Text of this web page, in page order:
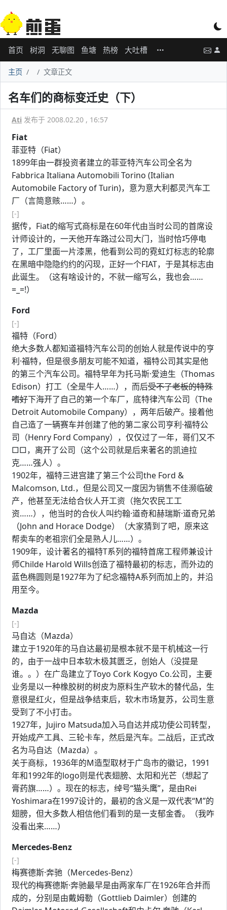
首页 树洞 无聊图 鱼塘 热榜 大吐槽
主页 文章正文
名车们的商标变迁史（下）
Ati 发布于 2008.02.20 , 16:57
Fiat
菲亚特（Fiat）
1899年由一群投资者建立的菲亚特汽车公司全名为
Fabbrica Italiana Automobili Torino (Italian
Automobile Factory of Turin)，意为意大利都灵汽车工
厂（言简意赅……）。
[-]
据传，Fiat的缩写式商标是在60年代由当时公司的首席设
计师设计的，一天他开车路过公司大门，当时恰巧停电
了，工厂里面一片漆黑，他看到公司的霓虹灯标志的轮廓
在黑暗中隐隐约约的闪现，正好一个FIAT，于是其标志由
此诞生。（这有啥设计的，不就一缩写么，我也会……
=_=!）
Ford
[-]
福特（Ford）
绝大多数人都知道福特汽车公司的创始人就是传说中的亨
利·福特，但是很多朋友可能不知道，福特公司其实是他
的第三个汽车公司。福特早年为托马斯·爱迪生（Thomas
Edison）打工（全是牛人……），而后受不了老板的特殊
嗜好下海开了自己的第一个车厂，底特律汽车公司（The
Detroit Automobile Company），两年后破产。接着他
自己造了一辆赛车并创建了他的第二家公司亨利·福特公
司（Henry Ford Company），仅仅过了一年，哥们又不
□□，离开了公司（这个公司就是后来著名的凯迪拉
克……强人）。
1902年，福特三进宫建了第三个公司the Ford &
Malcomson, Ltd.，但是公司又一度因为销售不佳濒临破
产，他甚至无法给合伙人开工资（拖欠农民工工
资……），他当时的合伙人叫约翰·道奇和赫瑞斯·道奇兄弟
（John and Horace Dodge）（大家猜到了吧，原来这
帮卖车的老祖宗们全是熟人儿……）。
1909年，设计著名的福特T系列的福特首席工程师兼设计
师Childe Harold Wills创造了福特最初的标志，而外边的
蓝色椭圆则是1927年为了纪念福特A系列而加上的，并沿
用至今。
Mazda
[-]
马自达（Mazda）
建立于1920年的马自达最初是根本就不是干机械这一行
的，由于一战中日本软木极其匮乏，创始人（没提是
谁。。）在广岛建立了Toyo Cork Kogyo Co.公司，主要
业务是以一种橡胶树的树皮为原料生产软木的替代品，生
意很是红火，但是战争结束后，软木市场复苏，公司生意
受到了不小打击。
1927年，Jujiro Matsuda加入马自达并成功使公司转型，
开始成产工具、三轮卡车，然后是汽车。二战后，正式改
名为马自达（Mazda）。
关于商标，1936年的M造型取材于广岛市的徽记，1991
年和1992年的logo则是代表翅膀、太阳和光芒（想起了
膏药旗……）。现在的标志，绰号“猫头鹰”，是由Rei
Yoshimara在1997设计的，最初的含义是一双代表“M”的
翅膀，但大多数人相信他们看到的是一支郁金香。（我咋
没看出来……）
Mercedes-Benz
[-]
梅赛德斯·奔驰（Mercedes-Benz）
现代的梅赛德斯·奔驰最早是由两家车厂在1926年合并而
成的，分别是由戴姆勒（Gottlieb Daimler）创建的